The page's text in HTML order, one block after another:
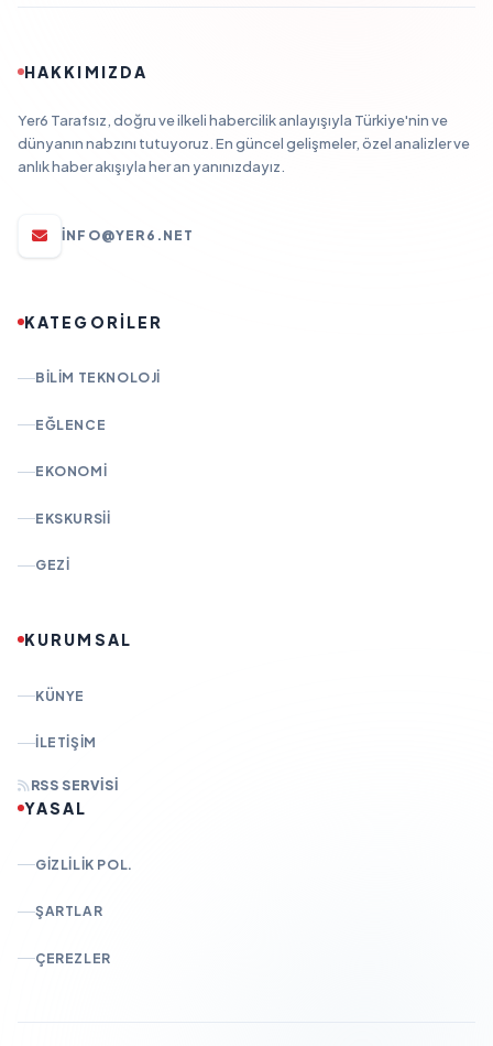
HAKKIMIZDA
Yer6 Tarafsız, doğru ve ilkeli habercilik anlayışıyla Türkiye'nin ve
dünyanın nabzını tutuyoruz. En güncel gelişmeler, özel analizler ve
anlık haber akışıyla her an yanınızdayız.
INFO@YER6.NET
KATEGORİLER
BILIM TEKNOLOJI
EĞLENCE
EKONOMI
EKSKURSII
GEZI
KURUMSAL
KÜNYE
İLETIŞIM
RSS SERVISI
YASAL
GIZLILIK POL.
ŞARTLAR
ÇEREZLER